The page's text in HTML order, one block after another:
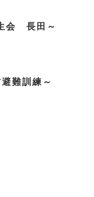
会 長田～
難訓練～